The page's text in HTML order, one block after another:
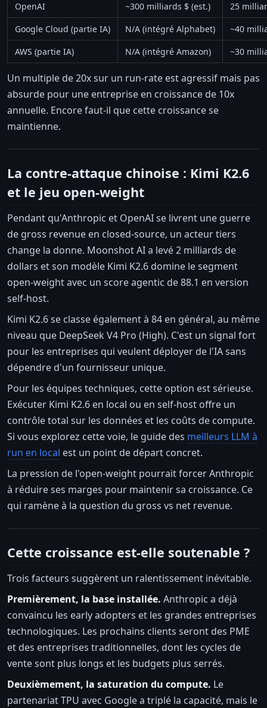
OpenAI
~300 milliards $ (est.)
25
Google Cloud (partie IA)
N/A (intégré Alphabet)
~40
AWS (partie IA)
N/A (intégré Amazon) ~30
Un multiple de 20x sur un run-rate est agressif mais pas
absurde pour une entreprise en croissance de 10x
annuelle. Encore faut-il que cette croissance se
maintienne.
La contre-attaque chinoise : Kimi K2.6
et le jeu open-weight
Pendant qu'Anthropic et OpenAI se livrent une guerre
de gross revenue en closed-source, un acteur tiers
change la donne. Moonshot AI a levé 2 milliards de
dollars et son modèle Kimi K2.6 domine le segment
open-weight avec un score agentic de 88.1 en version
self-host.
Kimi K2.6 se classe également à 84 en général, au même
niveau que DeepSeek V4 Pro (High). C'est un signal fort
pour les entreprises qui veulent déployer de l'IA sans
dépendre d'un fournisseur unique.
Pour les équipes techniques, cette option est sérieuse.
Exécuter Kimi K2.6 en local ou en self-host offre un
contrôle total sur les données et les coûts de compute.
Si vous explorez cette voie, le guide des meilleurs LLM à
run en local est un point de départ concret.
La pression de l'open-weight pourrait forcer Anthropic
à réduire ses marges pour maintenir sa croissance. Ce
qui ramène à la question du gross vs net revenue.
Cette croissance est-elle soutenable ?
Trois facteurs suggèrent un ralentissement inévitable.
Premièrement, la base installée. Anthropic a déjà
convaincu les early adopters et les grandes entreprises
technologiques. Les prochains clients seront des PME
et des entreprises traditionnelles, dont les cycles de
vente sont plus longs et les budgets plus serrés.
Deuxièmement, la saturation du compute. Le
partenariat TPU avec Google a triplé la capacité, mais le